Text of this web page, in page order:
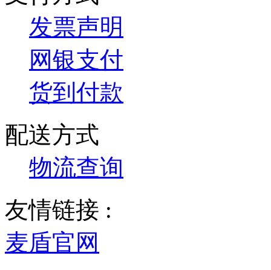
发票声明
网银支付
货到付款
配送方式
物流查询
友情链接 :
麦盾官网